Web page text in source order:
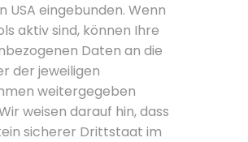
USA eingebunden. Wenn
aktiv sind, können Ihre
Daten an die
der jeweiligen
weitergegeben
weisen darauf hin, dass
sicherer Drittstaat im